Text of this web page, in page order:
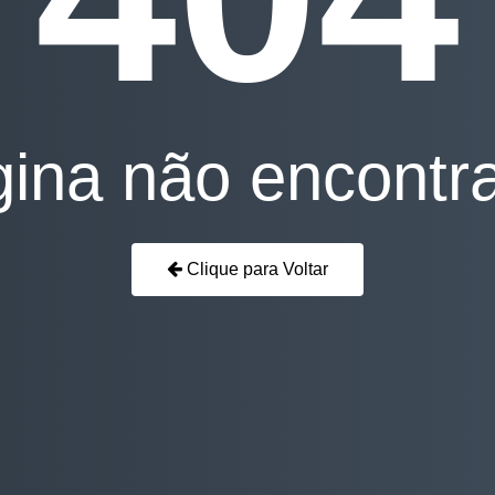
não
Clique para Voltar